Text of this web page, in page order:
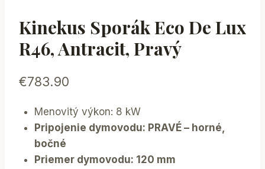
Kinekus Sporák Eco De Lux
R46, Antracit, Pravý
€783.90
Menovitý výkon: 8 kW
Pripojenie dymovodu: PRAVÉ – horné,
bočné
Priemer dymovodu: 120 mm